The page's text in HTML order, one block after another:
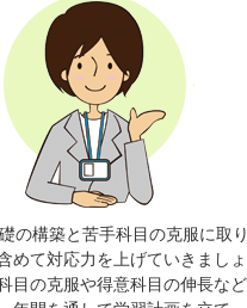
の構築と苦手科目の克服に取
めて対応力を上げていきましょ
目の克服や得意科目の伸長な